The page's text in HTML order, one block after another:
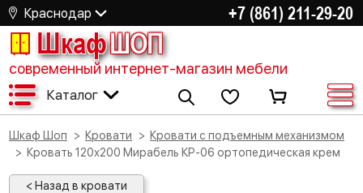
Краснодар +7 (861) 211-29-20
ШкафШОП
современный интернет-магазин мебели
Каталог
Шкаф Шоп Кровати
Кровати с подъемным механизмом
Кровать 120х200 Мирабель КР-06 ортопедическая крем
< Назад в кровати